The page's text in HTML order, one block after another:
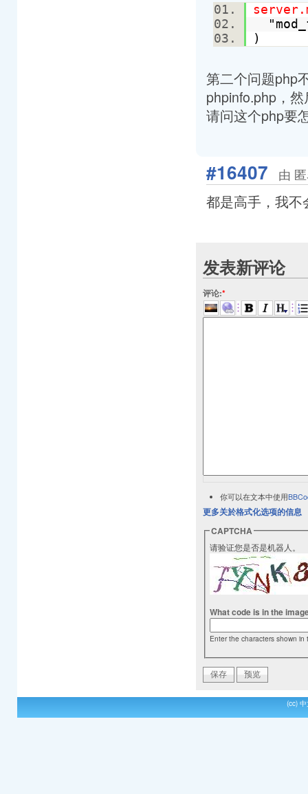
)
第二个问题php
phpinfo.php，
请问这个php要
#16407 由
都是高手，我
发表新评论
评论:*
你可以在文本中使用
更多关於格式化选项的信息
CAPTCHA
请验证您是否是机器人。
What code is in the
Enter the characters shown in
(cc)中